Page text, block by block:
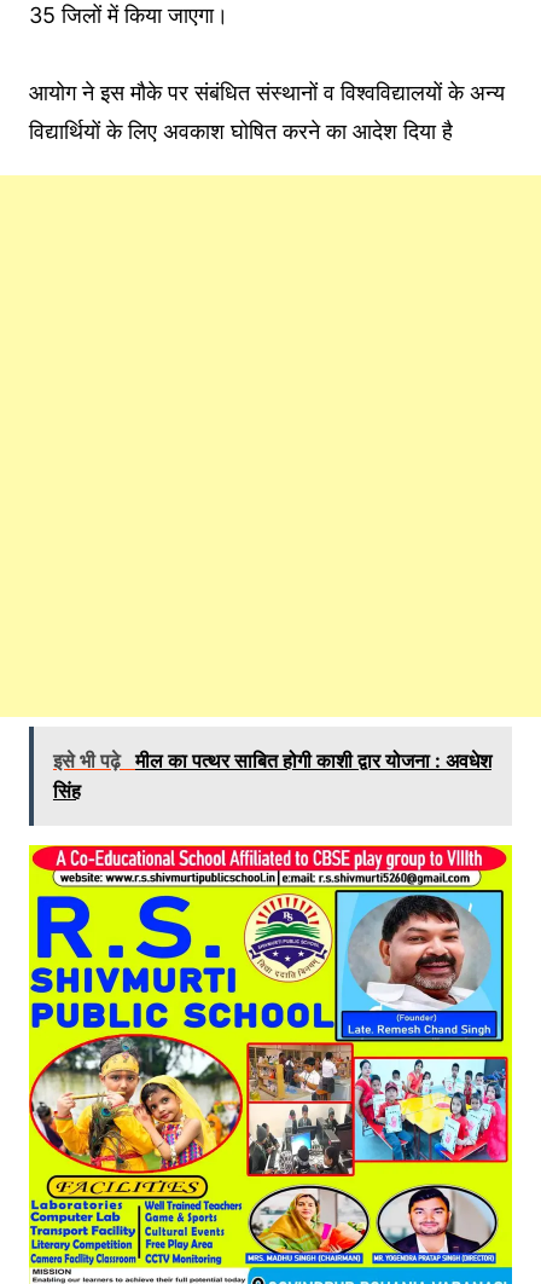
35 जिलों में किया जाएगा।
आयोग ने इस मौके पर संबंधित संस्थानों व विश्वविद्यालयों के अन्य
विद्यार्थियों के लिए अवकाश घोषित करने का आदेश दिया है
इसे भी पढ़े मील का पत्थर साबित होगी काशी द्वार योजना : अवधेश
सिंह